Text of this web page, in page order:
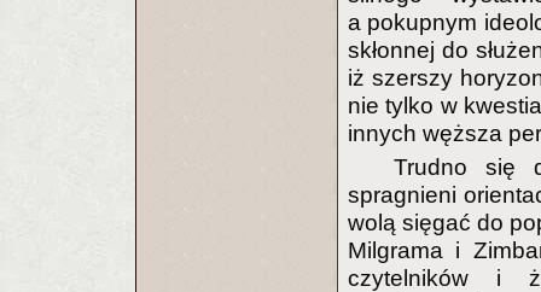
a pokupnym
skłonnej do
iż szerszy
nie tylko w
innych węższa
Trudno się
spragnieni
wolą sięgać do
Milgrama i
czytelników i